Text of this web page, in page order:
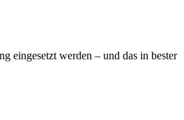
eingesetzt werden – und das in bester